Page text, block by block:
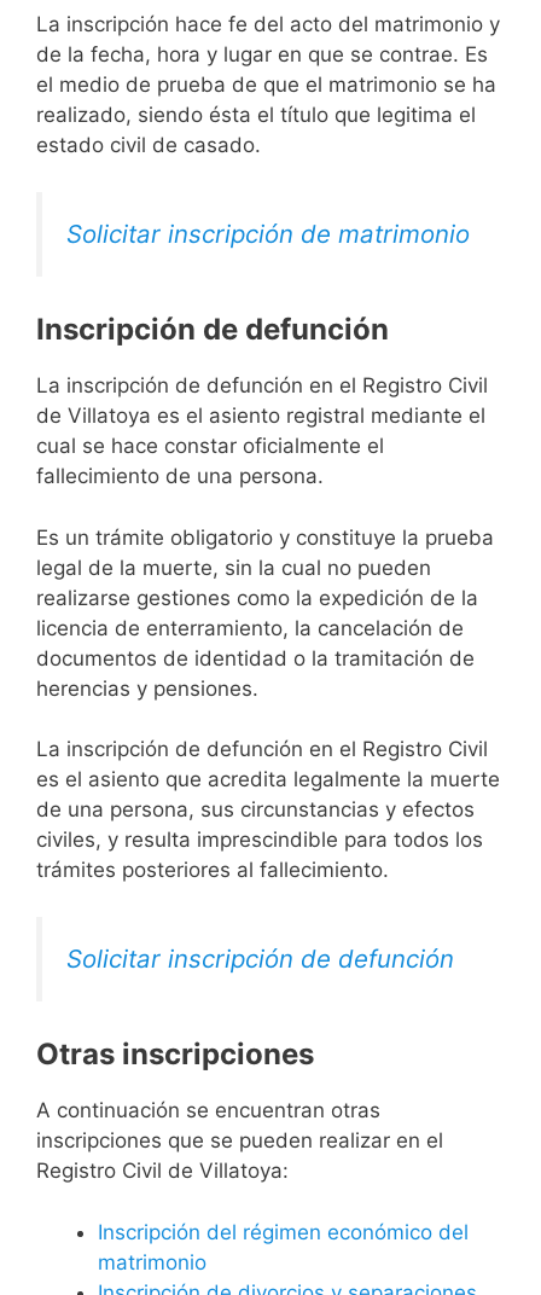
La inscripción hace fe del acto del matrimonio y
de la fecha, hora y lugar en que se contrae. Es
el medio de prueba de que el matrimonio se ha
realizado, siendo ésta el título que legitima el
estado civil de casado.
Solicitar inscripción de matrimonio
Inscripción de defunción
La inscripción de defunción en el Registro Civil
de Villatoya es el asiento registral mediante el
cual se hace constar oficialmente el
fallecimiento de una persona.
Es un trámite obligatorio y constituye la prueba
legal de la muerte, sin la cual no pueden
realizarse gestiones como la expedición de la
licencia de enterramiento, la cancelación de
documentos de identidad o la tramitación de
herencias y pensiones.
La inscripción de defunción en el Registro Civil
es el asiento que acredita legalmente la muerte
de una persona, sus circunstancias y efectos
civiles, y resulta imprescindible para todos los
trámites posteriores al fallecimiento.
Solicitar inscripción de defunción
Otras inscripciones
A continuación se encuentran otras
inscripciones que se pueden realizar en el
Registro Civil de Villatoya:
Inscripción del régimen económico del
matrimonio